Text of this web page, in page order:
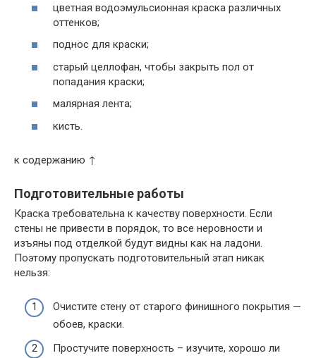
цветная водоэмульсионная краска различных
оттенков;
поднос для краски;
старый целлофан, чтобы закрыть пол от
попадания краски;
малярная лента;
кисть.
к содержанию ↑
Подготовительные работы
Краска требовательна к качеству поверхности. Если
стены не привести в порядок, то все неровности и
изъяны под отделкой будут видны как на ладони.
Поэтому пропускать подготовительный этап никак
нельзя:
Очистите стену от старого финишного покрытия —
обоев, краски.
Простучите поверхность – изучите, хорошо ли